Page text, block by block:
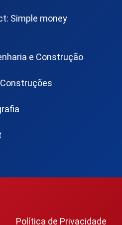
Simple money
e Construção
Política de Privacidade